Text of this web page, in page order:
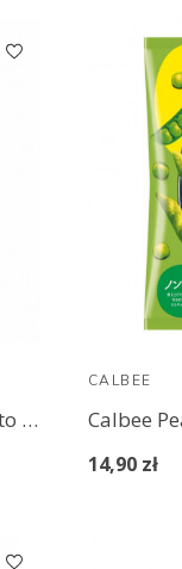
Calbee Kata-Age Crunchy Potato Chips Salted Shrimp & Garlic
CALBEE
Calbee
14,90 zł